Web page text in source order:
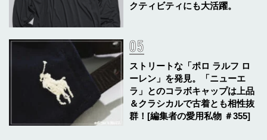
クティビティにも大活躍。
ストリートな「ポロ ラルフ ロ
ーレン」を発見。「ニューエ
ラ」とのコラボキャップは上品
＆クラシカルで古着とも相性抜
群！[編集者の愛用私物 ＃355]